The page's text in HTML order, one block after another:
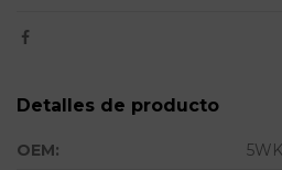
Detalles de producto
OEM: